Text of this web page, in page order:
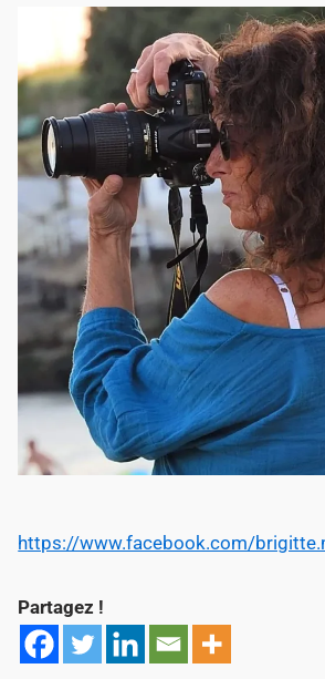
https://www.facebook.com/
Partagez !